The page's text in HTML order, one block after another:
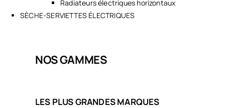
Radiateurs électriques horizontaux
SÈCHE-SERVIETTES ÉLECTRIQUES
NOS GAMMES
LES PLUS GRANDES MARQUES